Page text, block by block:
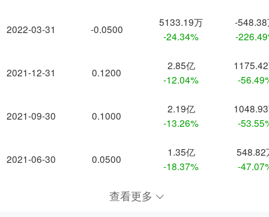
2022-03-31
2021-12-31
2021-09-30
2021-06-30
-0.0500
5133.19万
-24.34%
-
-
0.1200
2.85亿
-12.04%
-
0.1000
2.19亿
-13.26%
-
0.0500
1.35亿
-18.37%
548.82
-
查看更多